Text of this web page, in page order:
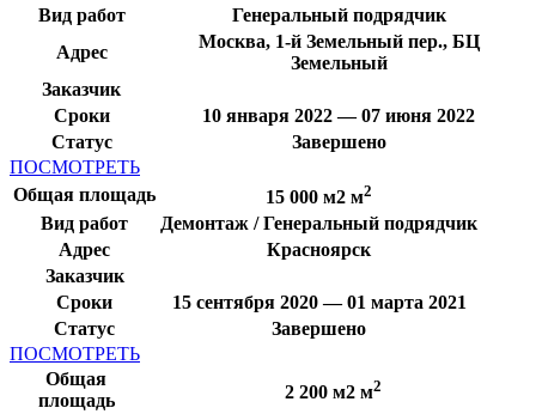
Вид работ
Генеральный подрядчик
Адрес
Москва, 1-й Земельный пер., БЦ
Земельный
Заказчик
Сроки
10 января 2022 — 07 июня 2022
Статус
Завершено
ПОСМОТРЕТЬ
Общая площадь
15 000 м2 м2
Вид работ
Демонтаж / Генеральный подрядчик
Адрес
Красноярск
Заказчик
Сроки
15 сентября 2020 — 01 марта 2021
Статус
Завершено
ПОСМОТРЕТЬ
Общая
площадь
2 200 м2 м2